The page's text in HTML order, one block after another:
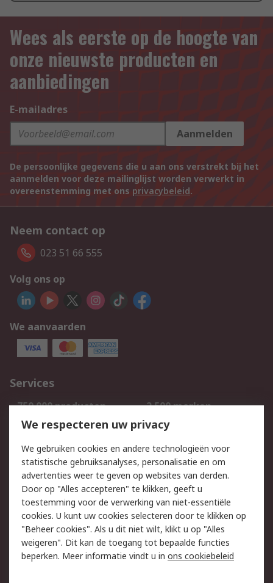
Wees als eerste op de hoogte van
onze nieuwste producten en
aanbiedingen
E-mailadres
Aanmelden
De persoonlijke gegevens die u aan ons verstrekt bij het
aanmelden voor deze mailinglijst worden verwerkt in
overeenstemming met ons privacybeleid.
Neem contact op
023 51 66 555
Volg ons op
We aanvaarden
Services
750.000 producten
2.500 merken
Bestellen
Inkoopoplossingen
Track & Trace
Wettelijk
Cookiebeleid
Email veiligheid
Privacybeleid
Websitevoorwaarden
Algemene
verkoopvoorwaarden
We respecteren uw privacy
We gebruiken cookies en andere technologieën voor
statistische gebruiksanalyses, personalisatie en om
advertenties weer te geven op websites van derden.
Door op "Alles accepteren" te klikken, geeft u
toestemming voor de verwerking van niet-essentiële
cookies. U kunt uw cookies selecteren door te klikken op
"Beheer cookies". Als u dit niet wilt, klikt u op "Alles
weigeren". Dit kan de toegang tot bepaalde functies
beperken. Meer informatie vindt u in ons cookiebeleid